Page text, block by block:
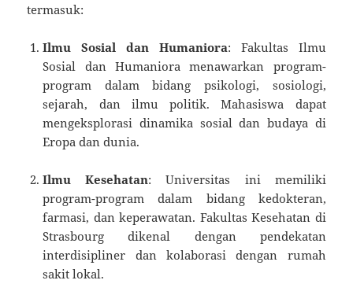
termasuk:
Ilmu Sosial dan Humaniora: Fakultas Ilmu
Sosial dan Humaniora menawarkan program-
program dalam bidang psikologi, sosiologi,
sejarah, dan ilmu politik. Mahasiswa dapat
mengeksplorasi dinamika sosial dan budaya di
Eropa dan dunia.
Ilmu Kesehatan: Universitas ini memiliki
program-program dalam bidang kedokteran,
farmasi, dan keperawatan. Fakultas Kesehatan di
Strasbourg dikenal dengan pendekatan
interdisipliner dan kolaborasi dengan rumah
sakit lokal.